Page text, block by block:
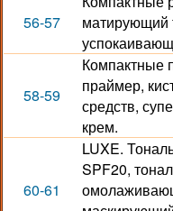
56-57
матирующий
58-59
Компактные
праймер,
средств,
крем.
60-61
LUXE.
SPF20,